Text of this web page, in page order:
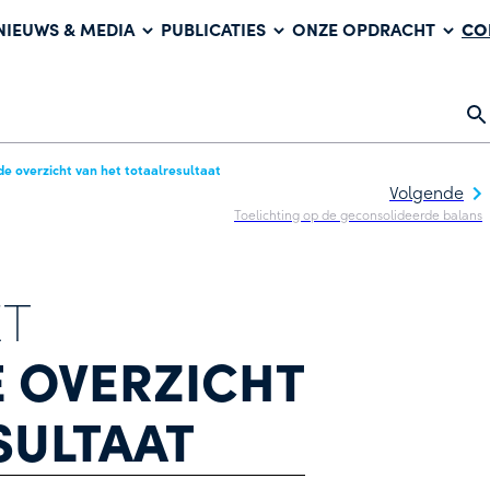
& MEDIA PUBLICATIES ONZE OPDRACHT
overzicht van het totaalresultaat
Volgende
Toelichting op de geconsolideerde balans
OVERZICHT